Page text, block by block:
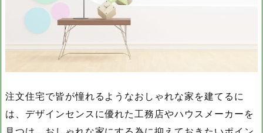
注文住宅で皆が憧れるようなおしゃれな家を建てるに
は、デザインセンスに優れた工務店やハウスメーカーを